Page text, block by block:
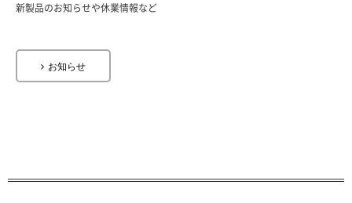
新製品のお知らせや休業情報など
お知らせ